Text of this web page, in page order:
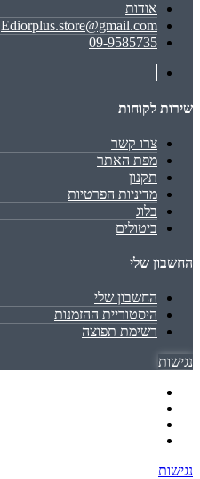
אודות
Ediorplus.store@gmail.com
09-9585735
שירות לקוחות
צרו קשר
מפת האתר
תקנון
מדיניות הפרטיות
בלוג
ביטולים
החשבון שלי
החשבון שלי
היסטוריית ההזמנות
רשימת תפוצה
נגישות
נגישות